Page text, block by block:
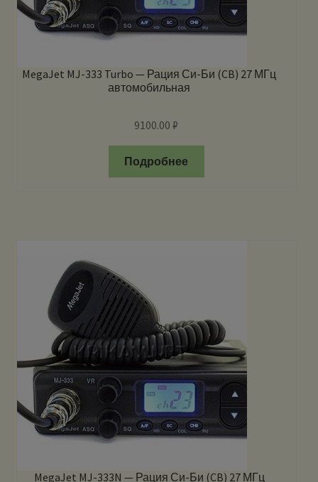
MegaJet MJ-333 Turbo — Рация Си-Би (CB) 27 МГц
автомобильная
9100.00₽
Подробнее
MegaJet MJ-333N — Рация Си-Би (CB) 27 МГц